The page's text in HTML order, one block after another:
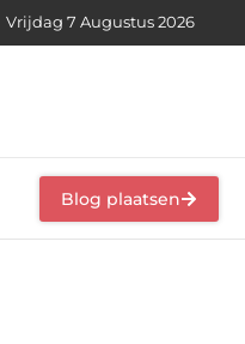
Vrijdag 7 Augustus 2026
Blog plaatsen